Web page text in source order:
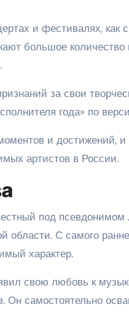
и фестивалях, как
большое количество
за свои
года» по
и достижений, и
артистов в России.
под псевдонимом
области. С самого
характер.
свою любовь к
самостоятельно